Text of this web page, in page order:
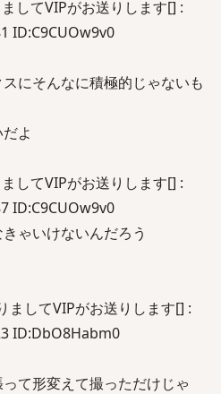
してVIPがお送りします[] :
ID:C9CUOw9v0
にそんなに積極的じゃないも
よ
してVIPがお送りします[] :
ID:C9CUOw9v0
ゃいけないんだろう
ましてVIPがお送りします[] :
ID:DbO8Habm0
て形変えて撮っただけじゃ